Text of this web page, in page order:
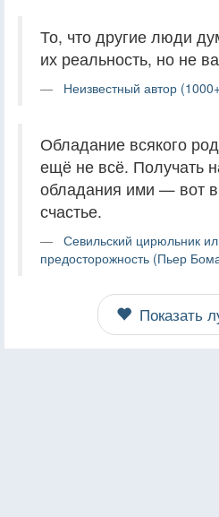
То, что другие люди
их реальность, но не
Неизвестный автор
Обладание всякого
ещё не всё. Получать
обладания ими — вот
счастье.
Севильский цирюльник
предосторожность (Пьер
Показать